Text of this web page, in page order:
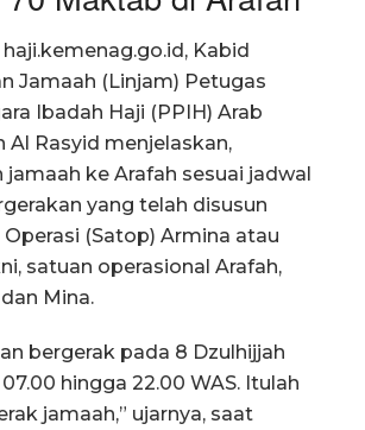
Kabid
Jamaah (Linjam) Petugas
Ibadah Haji (PPIH) Arab
Al Rasyid menjelaskan,
ke Arafah sesuai jadwal
yang telah disusun
Operasi (Satop) Armina atau
satuan operasional Arafah,
Mina.
bergerak pada 8 Dzulhijjah
hingga 22.00 WAS. Itulah
jamaah,” ujarnya, saat